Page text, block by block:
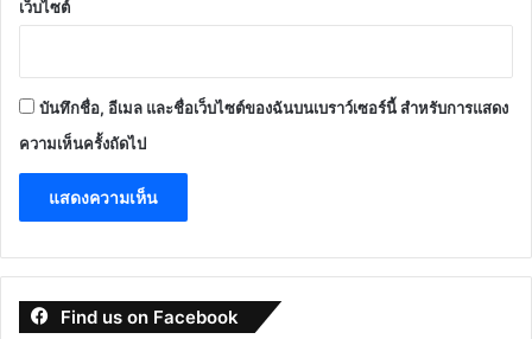
เว็บไซต์
บันทึกชื่อ, อีเมล และชื่อเว็บไซต์ของฉันบนเบราว์เซอร์นี้ สำหรับการแสดง
ความเห็นครั้งถัดไป
Find us on Facebook